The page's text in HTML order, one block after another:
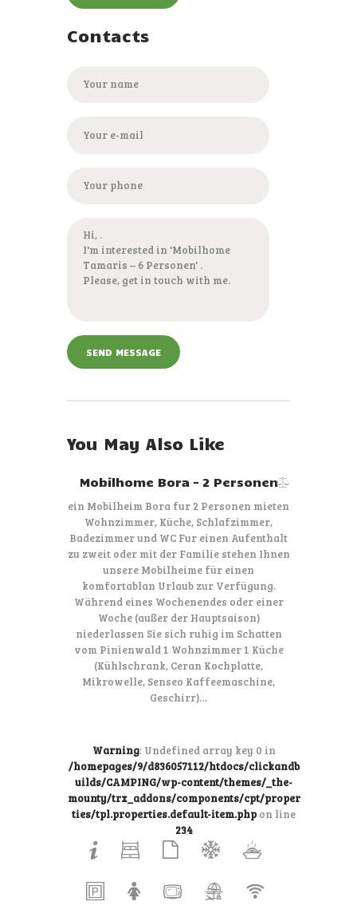
Contacts
SEND MESSAGE
You May Also Like
Mobilhome Bora – 2 Personen
ein Mobilheim Bora fur 2 Personen mieten
Wohnzimmer, Küche, Schlafzimmer,
Badezimmer und WC Fur einen Aufenthalt
zu zweit oder mit der Familie stehen Ihnen
unsere Mobilheime für einen
komfortablan Urlaub zur Verfügung.
Während eines Wochenendes oder einer
Woche (außer der Hauptsaison)
niederlassen Sie sich ruhig im Schatten
vom Pinienwald 1 Wohnzimmer 1 Küche
(Kühlschrank, Ceran Kochplatte,
Mikrowelle, Senseo Kaffeemaschine,
Geschirr)…
Warning: Undefined array key 0 in
/homepages/9/d836057112/htdocs/clickandb
uilds/CAMPING/wp-content/themes/_the-
mounty/trx_addons/components/cpt/proper
ties/tpl.properties.default-item.php on line
234